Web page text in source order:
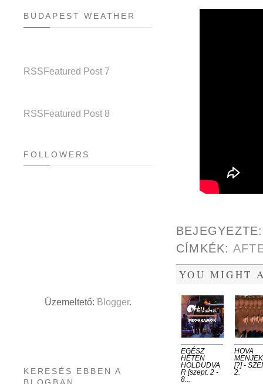
CÍMKÉK:
YOU MIGHT
EGÉSZ
HÉTEN
HOLDUDVA
R [szept. 2 -
8...
HOVA
[?] -
2.
BUDAPEST WEATHER
RSS Featured Post 7
RSS Featured Post 8
FOLLOWERS
Üzemeltető: Blogger.
KERESÉS EBBEN A
BLOGBAN